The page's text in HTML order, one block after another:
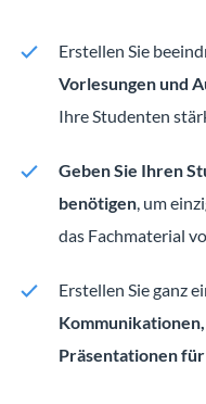
Erstellen Sie
Vorlesungen und
Ihre Studenten
Geben Sie Ihren
benötigen, um
das Fachmaterial
Erstellen Sie ganz
Präsentationen